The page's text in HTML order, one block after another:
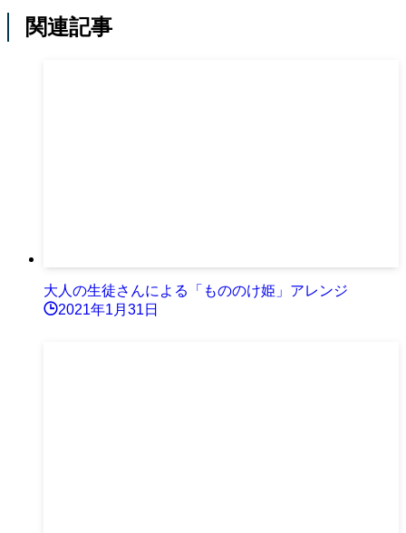
関連記事
大人の生徒さんによる「もののけ姫」アレンジ
2021年1月31日